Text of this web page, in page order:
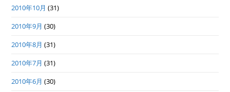
2010年10月 (31)
2010年9月 (30)
2010年8月 (31)
2010年7月 (31)
2010年6月 (30)